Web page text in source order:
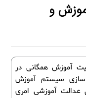
و
آموزش همگانی در
سازی سیستم آموزش
عدالت آموزشی امری